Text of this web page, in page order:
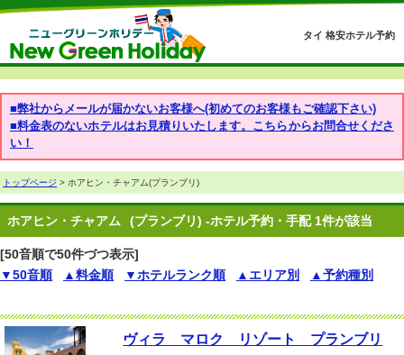
タイ 格安ホテル予約
■弊社からメールが届かないお客様へ(初めてのお客様もご確認下さい)
■料金表のないホテルはお見積りいたします。こちらからお問合せくださ
い！
トップページ > ホアヒン・チャアム(プランブリ)
ホアヒン・チャアム (プランブリ) -ホテル予約・手配 1件が該当
[50音順で50件づつ表示]
▼50音順
▲料金順 ▼ホテルランク順 ▲エリア別 ▲予約種別
ヴィラ マロク リゾート プランブリ